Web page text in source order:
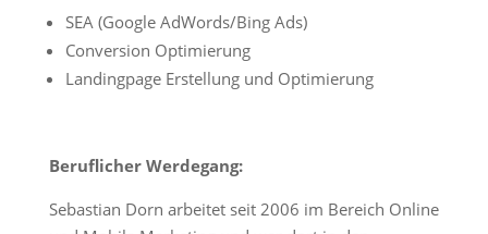
SEA (Google AdWords/Bing Ads)
Conversion Optimierung
Landingpage Erstellung und Optimierung
Beruflicher Werdegang:
Sebastian Dorn arbeitet seit 2006 im Bereich Online